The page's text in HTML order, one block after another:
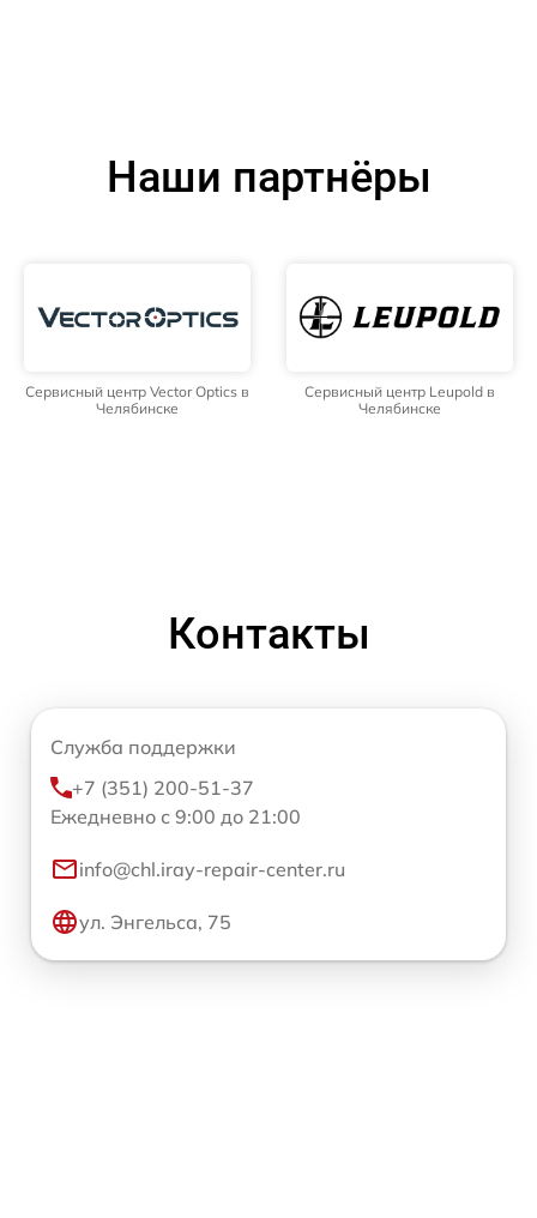
Наши партнёры
Сервисный центр Vector Optics в
Челябинске
Сервисный центр Leupold в
Челябинске
Контакты
Служба поддержки
+7 (351) 200-51-37
Ежедневно с 9:00 до 21:00
info@chl.iray-repair-center.ru
ул. Энгельса, 75